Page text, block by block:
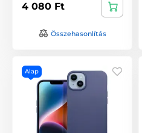
4 080 Ft
Összehasonlítás
Alap